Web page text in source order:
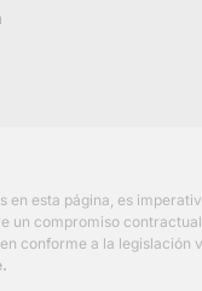
esta página, es
compromiso
conforme a la legislación